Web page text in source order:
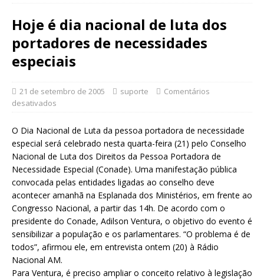
Hoje é dia nacional de luta dos
portadores de necessidades
especiais
21 de setembro de 2005 suporte
Comentários
desativados
O Dia Nacional de Luta da pessoa portadora de necessidade
especial será celebrado nesta quarta-feira (21) pelo Conselho
Nacional de Luta dos Direitos da Pessoa Portadora de
Necessidade Especial (Conade). Uma manifestação pública
convocada pelas entidades ligadas ao conselho deve
acontecer amanhã na Esplanada dos Ministérios, em frente ao
Congresso Nacional, a partir das 14h. De acordo com o
presidente do Conade, Adilson Ventura, o objetivo do evento é
sensibilizar a população e os parlamentares. “O problema é de
todos”, afirmou ele, em entrevista ontem (20) à Rádio
Nacional AM.
Para Ventura, é preciso ampliar o conceito relativo à legislação